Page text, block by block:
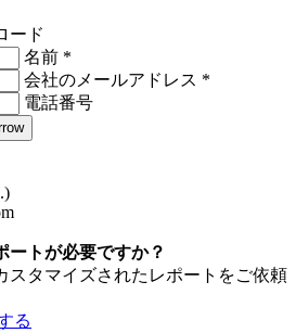
ード
名前 *
会社のメールアドレス *
電話番号
ートが必要ですか？
スタマイズされたレポートをご依頼
る